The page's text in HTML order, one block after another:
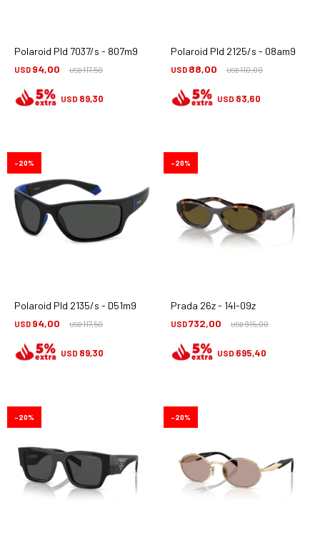
Polaroid Pld 7037/s - 807m9
USD 94,00 USD117,50
USD 89,30
Polaroid Pld 2125/s - 08am9
USD 88,00 USD110,00
USD 83,60
Polaroid Pld 2135/s - D51m9
USD 94,00 USD117,50
20
USD 89,30
Prada 26z - 14l-09z
USD732,00 USD915,00
20
USD 695,40
20 20